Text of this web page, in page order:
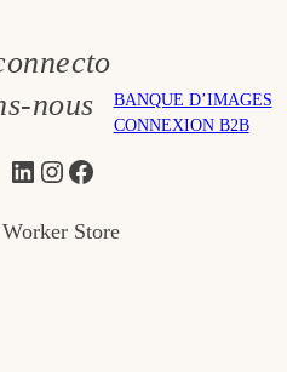
nous
LinkedIn Instagram Facebook
BANQUE D’IMAGES
CONNEXION B2B